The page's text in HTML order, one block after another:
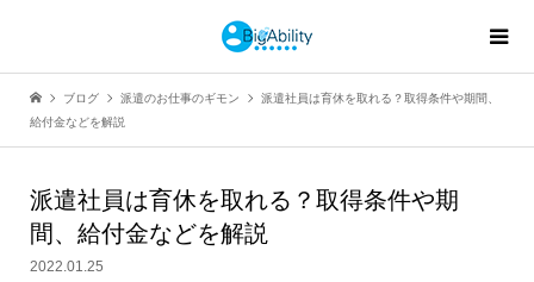
ブログ 派遣のお仕事のギモン
派遣社員は育休を取れる？取得条件や期間、
給付金などを解説
派遣社員は育休を取れる？取得条件や期
間、給付金などを解説
2022.01.25